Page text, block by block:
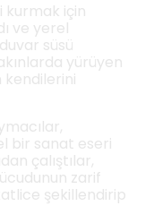
kurmak için
ve yerel
süsü
yürüyen
kendilerini
bir sanat eseri
çalıştılar,
zarif
şekillendirip